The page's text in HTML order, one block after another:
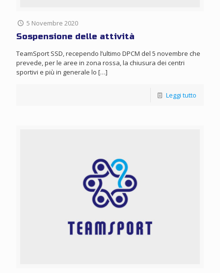
5 Novembre 2020
Sospensione delle attività
TeamSport SSD, recependo l’ultimo DPCM del 5 novembre che
prevede, per le aree in zona rossa, la chiusura dei centri
sportivi e più in generale lo […]
Leggi tutto